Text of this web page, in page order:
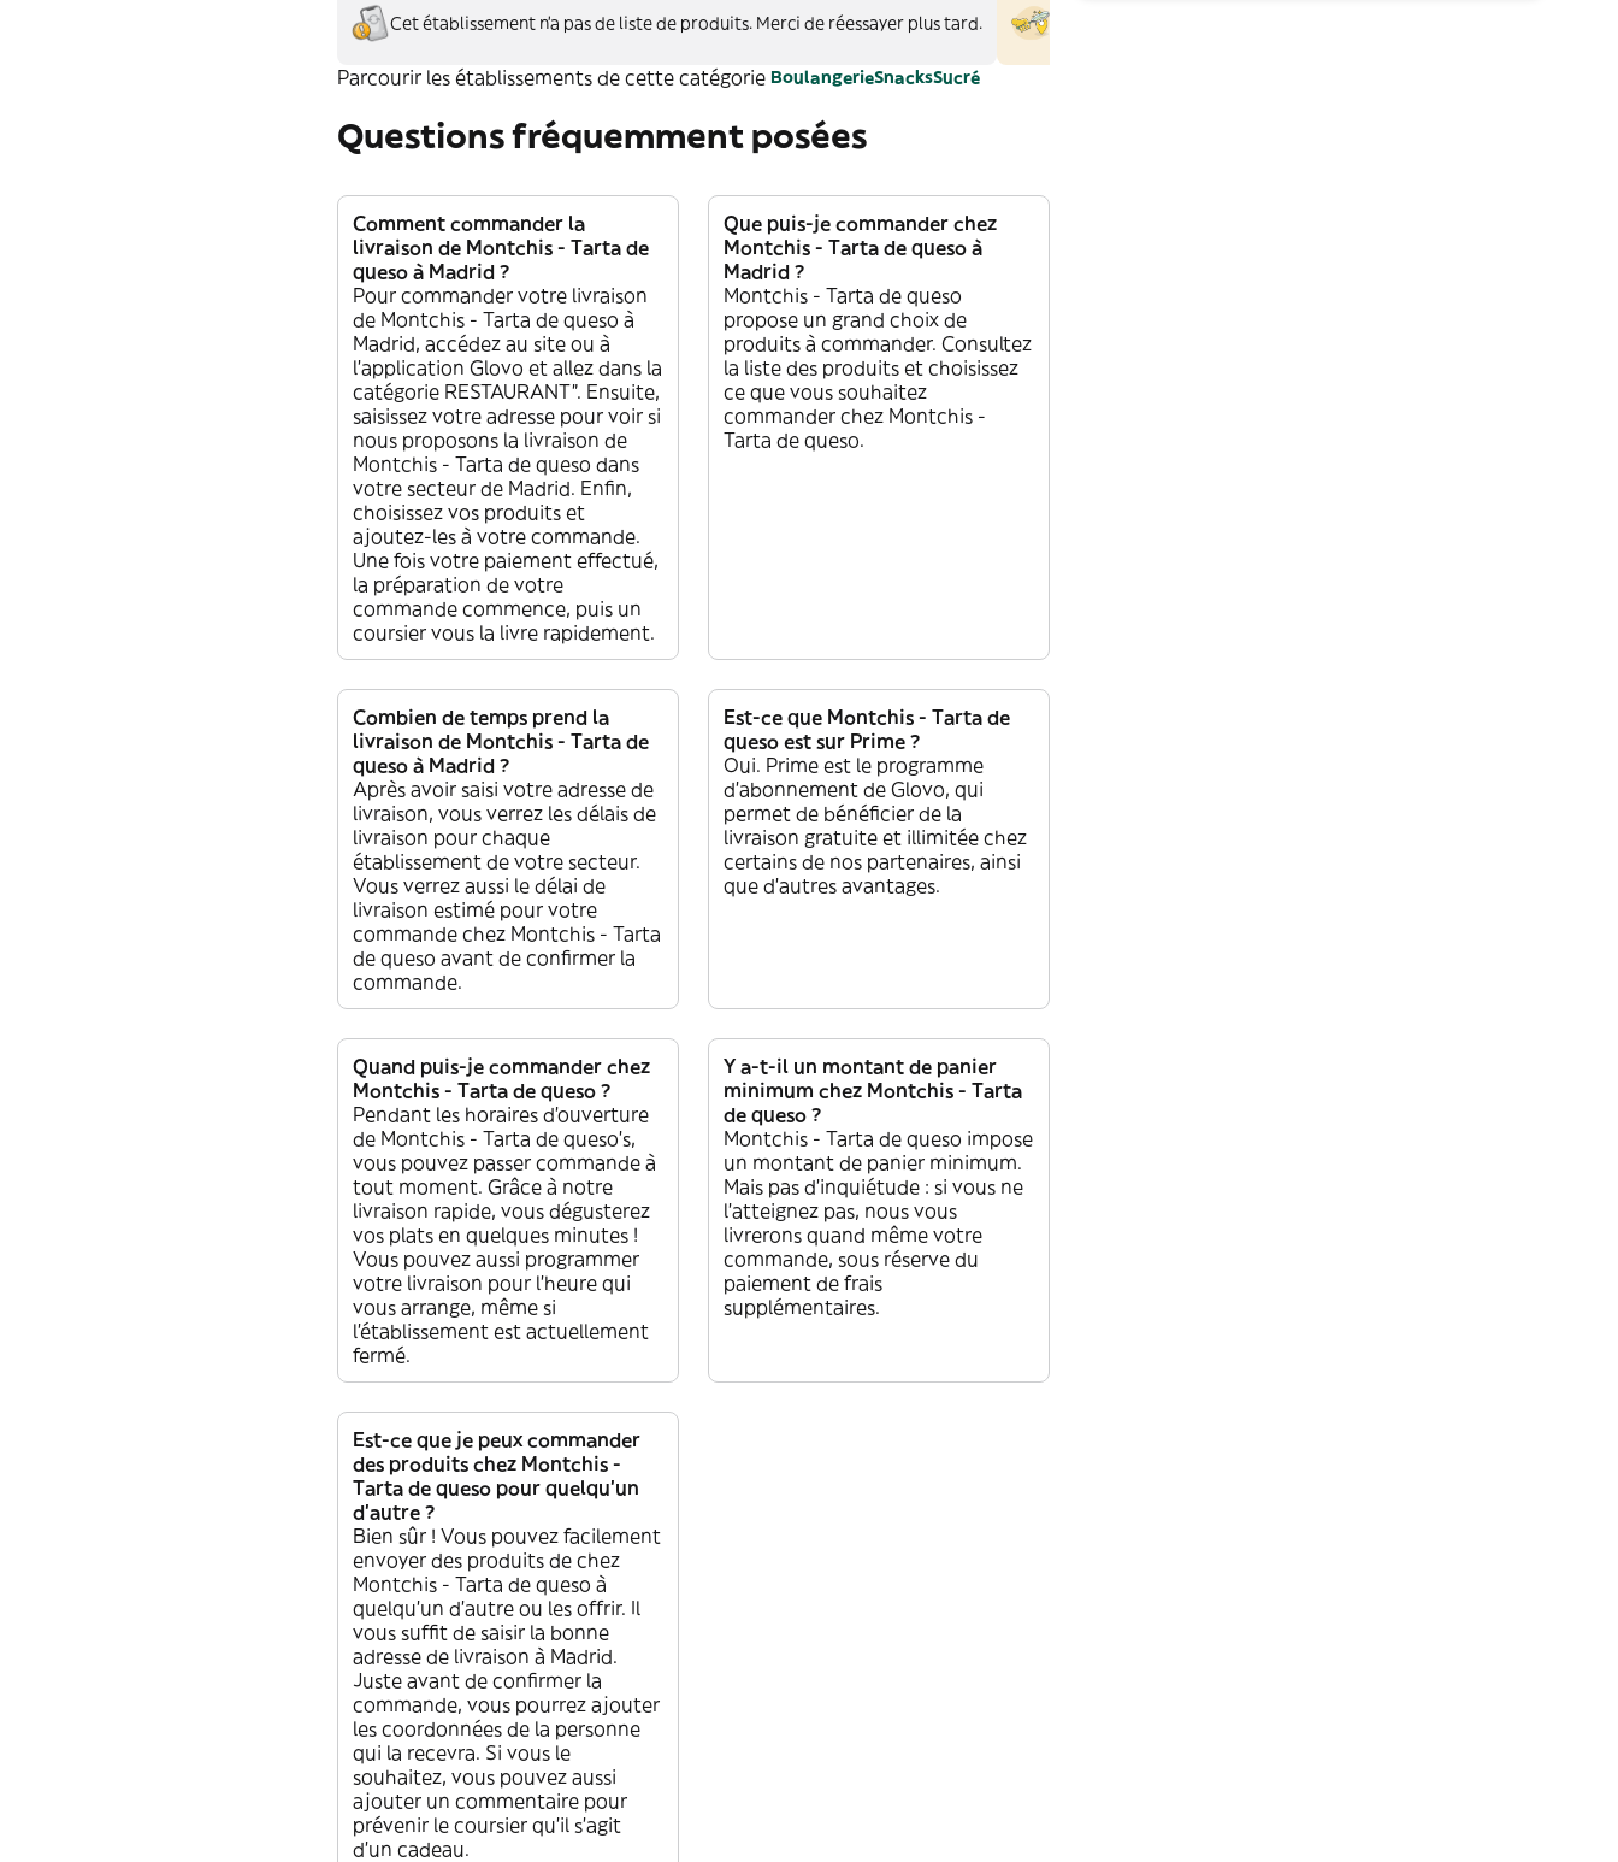
Cet établissement n'a pas de liste de produits. Merci de réessayer plus tard.
Parcourir les établissements de cette catégorie BoulangerieSnacksSucré
Questions fréquemment posées
Comment commander la
livraison de Montchis - Tarta de
queso à Madrid ?
Pour commander votre livraison
de Montchis - Tarta de queso à
Madrid, accédez au site ou à
l'application Glovo et allez dans la
catégorie RESTAURANT”. Ensuite,
saisissez votre adresse pour voir si
nous proposons la livraison de
Montchis - Tarta de queso dans
votre secteur de Madrid. Enfin,
choisissez vos produits et
ajoutez-les à votre commande.
Une fois votre paiement effectué,
la préparation de votre
commande commence, puis un
coursier vous la livre rapidement.
Que puis-je commander chez
Montchis - Tarta de queso à
Madrid ?
Montchis - Tarta de queso
propose un grand choix de
produits à commander. Consultez
la liste des produits et choisissez
ce que vous souhaitez
commander chez Montchis -
Tarta de queso.
Combien de temps prend la
livraison de Montchis - Tarta de
queso à Madrid ?
Après avoir saisi votre adresse de
livraison, vous verrez les délais de
livraison pour chaque
établissement de votre secteur.
Vous verrez aussi le délai de
livraison estimé pour votre
commande chez Montchis - Tarta
de queso avant de confirmer la
commande.
Est-ce que Montchis - Tarta de
queso est sur Prime ?
Oui. Prime est le programme
d’abonnement de Glovo, qui
permet de bénéficier de la
livraison gratuite et illimitée chez
certains de nos partenaires, ainsi
que d’autres avantages.
Quand puis-je commander chez
Montchis - Tarta de queso ?
Pendant les horaires d'ouverture
de Montchis - Tarta de queso’s,
vous pouvez passer commande à
tout moment. Grâce à notre
livraison rapide, vous dégusterez
vos plats en quelques minutes !
Vous pouvez aussi programmer
votre livraison pour l'heure qui
vous arrange, même si
l'établissement est actuellement
fermé.
Y a-t-il un montant de panier
minimum chez Montchis - Tarta
de queso ?
Montchis - Tarta de queso impose
un montant de panier minimum.
Mais pas d'inquiétude : si vous ne
l'atteignez pas, nous vous
livrerons quand même votre
commande, sous réserve du
paiement de frais
supplémentaires.
Est-ce que je peux commander
des produits chez Montchis -
Tarta de queso pour quelqu'un
d'autre ?
Bien sûr ! Vous pouvez facilement
envoyer des produits de chez
Montchis - Tarta de queso à
quelqu'un d'autre ou les offrir. Il
vous suffit de saisir la bonne
adresse de livraison à Madrid.
Juste avant de confirmer la
commande, vous pourrez ajouter
les coordonnées de la personne
qui la recevra. Si vous le
souhaitez, vous pouvez aussi
ajouter un commentaire pour
prévenir le coursier qu'il s'agit
d'un cadeau.